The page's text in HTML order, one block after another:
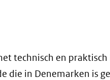
technisch en
die in Denemarken is